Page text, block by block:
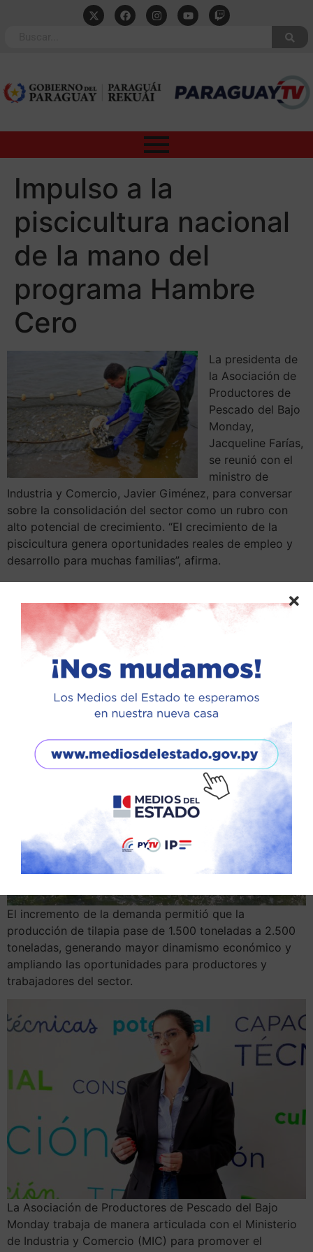
Impulso a la
piscicultura nacional
de la mano del
programa Hambre
Cero
La presidenta de
la Asociación de
Productores de
Pescado del Bajo
Monday,
Jacqueline Farías,
se reunió con el
ministro de
Industria y Comercio, Javier Giménez, para conversar
sobre la consolidación del sector como un rubro con
alto potencial de crecimiento. “El crecimiento de la
piscicultura genera oportunidades reales de empleo y
desarrollo para muchas familias”, afirma.
del Bajo Monday asegura que la producción piscícola se
encuentra en una etapa de expansión y descubrimiento
en el país. “Es una alternativa viable para los pequeños
productores de todo el país”, asegura Jacqueline Farías,
quien destacó el fortalecimiento de la demanda del
Alto Paraná, donde el pescado fue incorporado a la
alimentación escolar.
El incremento de la demanda permitió que la
producción de tilapia pase de 1.500 toneladas a 2.500
toneladas, generando mayor dinamismo económico y
ampliando las oportunidades para productores y
trabajadores del sector.
La Asociación de Productores de Pescado del Bajo
Monday trabaja de manera articulada con el Ministerio
de Industria y Comercio (MIC) para promover el